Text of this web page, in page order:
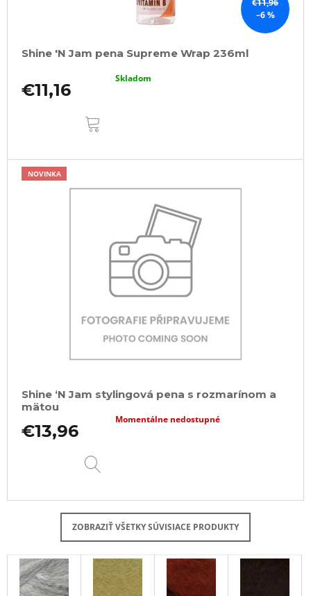
–6 %
Shine 'N Jam pena Supreme Wrap 236ml
€11,16
Skladom
NOVINKA
Shine ‘N Jam stylingová pena s rozmarínom a
mätou
€13,96
Momentálne nedostupné
ZOBRAZIŤ VŠETKY SÚVISIACE PRODUKTY